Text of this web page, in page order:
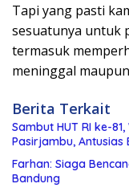
Tapi yang pasti
sesuatunya untuk
termasuk
meninggal
Berita Terkait
Sambut HUT RI ke-
Pasirjambu, Antusias
Farhan: Siaga
Bandung